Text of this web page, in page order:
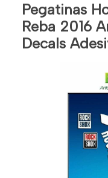
Pegatinas
Reba 2016
Decals